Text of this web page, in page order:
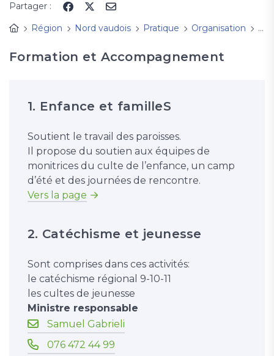
Partager :
Région
Nord vaudois Pratique Organisation
Formation et Accompagnement
1. Enfance et familleS
Soutient le travail des paroisses.
Il propose du soutien aux équipes de
monitrices du culte de l’enfance, un camp
d’été et des journées de rencontre.
Vers la page
2. Catéchisme et jeunesse
Sont comprises dans ces activités:
le catéchisme régional 9-10-11
les cultes de jeunesse
Ministre responsable
Samuel Gabrieli
076 472 44 99